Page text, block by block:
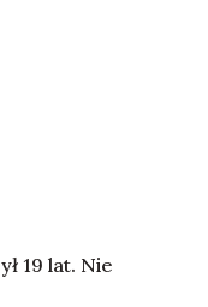
19 lat. Nie